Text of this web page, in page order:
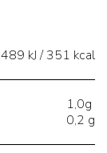
kJ / 351 kcal
1,0g
0,2 g